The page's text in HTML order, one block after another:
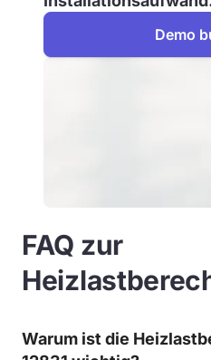
Demo
FAQ zur
Warum ist die